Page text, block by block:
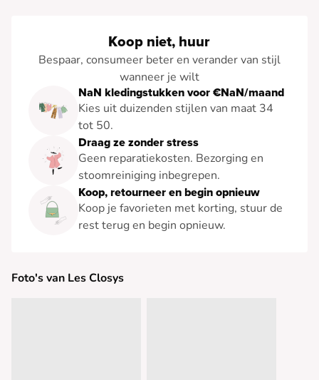
Koop niet, huur
Bespaar, consumeer beter en verander van stijl
wanneer je wilt
NaN kledingstukken voor €NaN/maand
Kies uit duizenden stijlen van maat 34
tot 50.
Draag ze zonder stress
Geen reparatiekosten. Bezorging en
stoomreiniging inbegrepen.
Koop, retourneer en begin opnieuw
Koop je favorieten met korting, stuur de
rest terug en begin opnieuw.
Foto's van Les Closys